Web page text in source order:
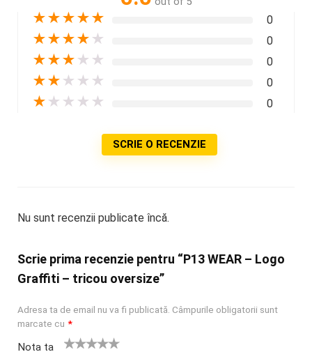
★★★★★ 0
★★★★ ★ 0
★★★ ★ ★ 0
★★ ★ ★ ★ 0
★ ★ ★ ★ ★ 0
SCRIE O RECENZIE
Nu sunt recenzii publicate încă.
Scrie prima recenzie pentru “P13 WEAR – Logo
Graffiti – tricou oversize”
Adresa ta de email nu va fi publicată. Câmpurile obligatorii sunt
marcate cu *
Nota ta